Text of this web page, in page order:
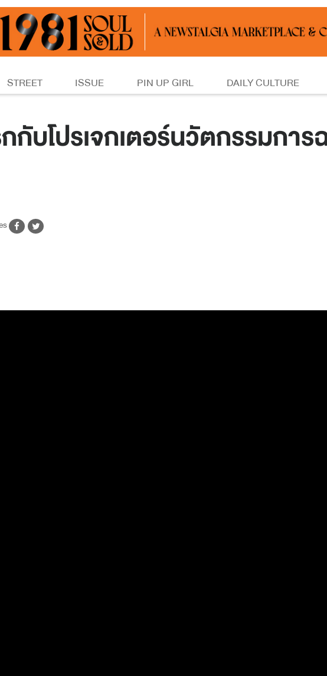
STREET ISSUE PIN UP GIRL DAILY CULTURE
กับโปรเจกเตอร์นวัตกรรมกา